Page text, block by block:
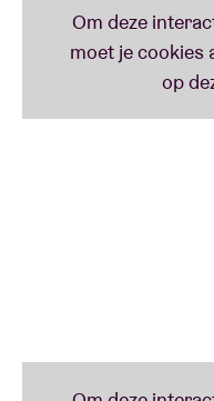
Dat heet dan
veelbelovende